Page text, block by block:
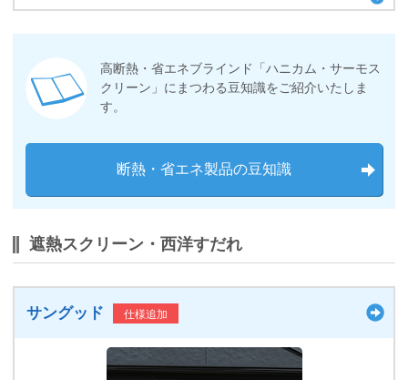
高断熱・省エネブラインド「ハニカム・サーモス
クリーン」にまつわる豆知識をご紹介いたしま
す。
断熱・省エネ製品の豆知識
遮熱スクリーン・西洋すだれ
サングッド 仕様追加